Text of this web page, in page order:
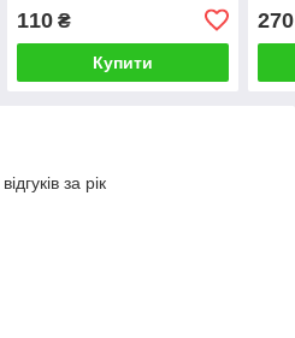
110₴
Купити
270
за рік